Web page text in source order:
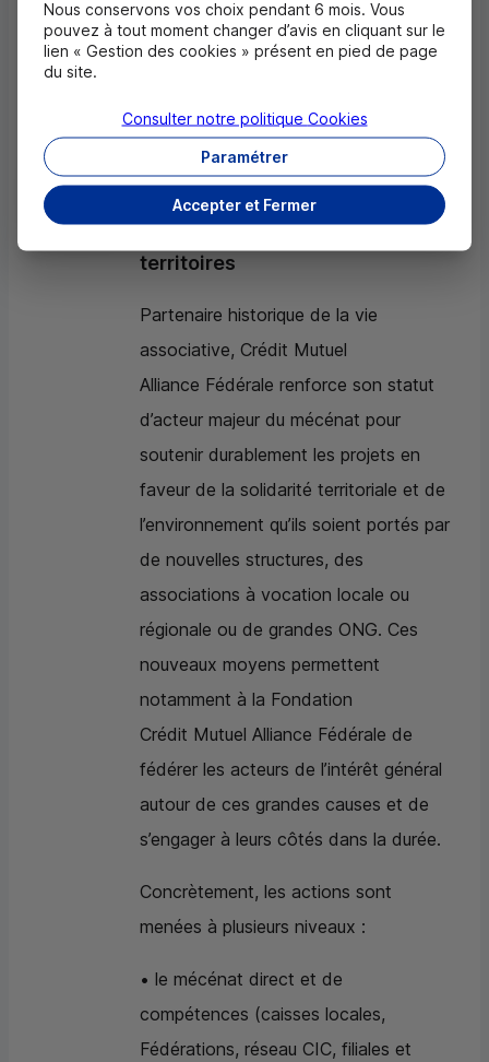
écologique et un soutien particulier
apporté à ses clients les plus fragiles.
Une politique de mécénat et de
soutien aux associations pour
plus de solidarité dans tous les
territoires
Partenaire historique de la vie
associative, Crédit Mutuel
Alliance Fédérale renforce son statut
d’acteur majeur du mécénat pour
soutenir durablement les projets en
faveur de la solidarité territoriale et de
l’environnement qu’ils soient portés par
de nouvelles structures, des
associations à vocation locale ou
régionale ou de grandes ONG. Ces
nouveaux moyens permettent
notamment à la Fondation
Crédit Mutuel Alliance Fédérale de
fédérer les acteurs de l’intérêt général
autour de ces grandes causes et de
s’engager à leurs côtés dans la durée.
Concrètement, les actions sont
menées à plusieurs niveaux :
• le mécénat direct et de
compétences (caisses locales,
Fédérations, réseau CIC, filiales et
Nous conservons vos choix pendant 6 mois. Vous
pouvez à tout moment changer d’avis en cliquant sur le
lien « Gestion des cookies » présent en pied de page
du site.
Accepter et Fermer
Paramétrer
Consulter notre politique Cookies